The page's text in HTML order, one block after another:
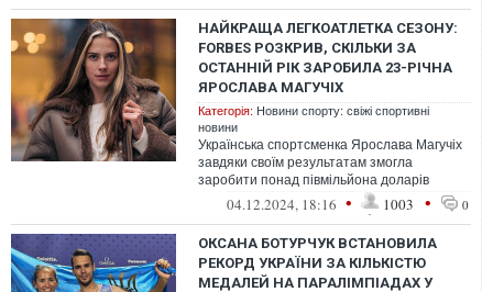
НАЙКРАЩА ЛЕГКОАТЛЕТКА СЕЗОНУ:
FORBES РОЗКРИВ, СКІЛЬКИ ЗА
ОСТАННІЙ РІК ЗАРОБИЛА 23-РІЧНА
ЯРОСЛАВА МАГУЧІХ
Категорія: Новини спорту: свіжі спортивні
новини
Українська спортсменка Ярослава Магучіх
завдяки своїм результатам змогла
заробити понад півмільйона доларів
за 2024 рік
04.12.2024, 18:16 • 1003 • 0
ОКСАНА БОТУРЧУК ВСТАНОВИЛА
РЕКОРД УКРАЇНИ ЗА КІЛЬКІСТЮ
МЕДАЛЕЙ НА ПАРАЛІМПІАДАХ У